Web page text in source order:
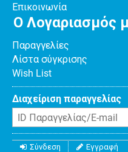
Επικοινωνία
Ο Λογαριασμός
Παραγγελίες
Λίστα σύγκρισης
Wish List
Διαχείριση παραγγελίας
Σύνδεση Εγγραφή